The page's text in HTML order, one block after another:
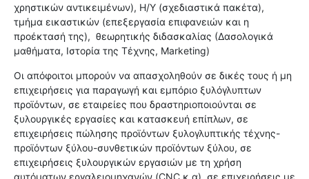
χρηστικών αντικειμένων), Η/Υ (σχεδιαστικά πακέτα),
τμήμα εικαστικών (επεξεργασία επιφανειών και η
προέκτασή της), θεωρητικής διδασκαλίας (Δασολογικά
μαθήματα, Ιστορία της Τέχνης, Marketing)
Οι απόφοιτοι μπορούν να απασχοληθούν σε δικές τους ή μη
επιχειρήσεις για παραγωγή και εμπόριο ξυλόγλυπτων
προϊόντων, σε εταιρείες που δραστηριοποιούνται σε
ξυλουργικές εργασίες και κατασκευή επίπλων, σε
επιχειρήσεις πώλησης προϊόντων ξυλογλυπτικής τέχνης-
προϊόντων ξύλου-συνθετικών προϊόντων ξύλου, σε
επιχειρήσεις ξυλουργικών εργασιών με τη χρήση
αυτόματων εργαλειομηχανών (CNC κ.α), σε επιχειρήσεις με